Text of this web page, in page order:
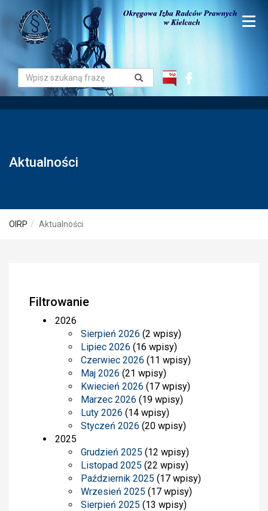
Aktualności
OIRP Aktualności
Filtrowanie
2026
Sierpień 2026 (2 wpisy)
Lipiec 2026 (16 wpisy)
Czerwiec 2026 (11 wpisy)
Maj 2026 (21 wpisy)
Kwiecień 2026 (17 wpisy)
Marzec 2026 (19 wpisy)
Luty 2026 (14 wpisy)
Styczeń 2026 (20 wpisy)
2025
Grudzień 2025 (12 wpisy)
Listopad 2025 (22 wpisy)
Październik 2025 (17 wpisy)
Wrzesień 2025 (17 wpisy)
Sierpień 2025 (13 wpisy)